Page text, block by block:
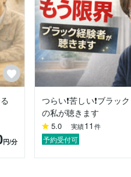
として現場に立ち、
、
合う立場にいました。
が本当に多かったんです。
円/分
つらい❗️苦しい❗️ブラッ
の私が聴きます
5.0 実績11 件
予約受付可